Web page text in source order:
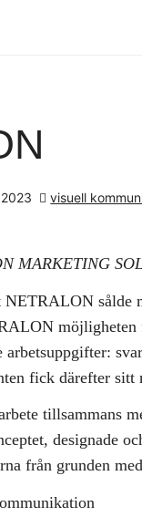
visuell
MARKETING
NETRALON sålde
möjligheten
fick därefter
tillsammans
designade
från grunden